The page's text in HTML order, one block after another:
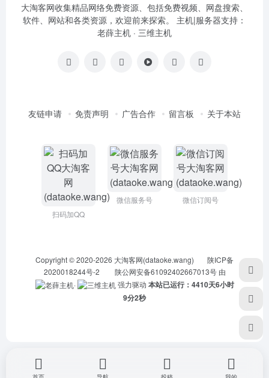
大淘客网收集精品网络免费资源、包括免费视频、网盘搜索、
软件、网站和各类资源，欢迎前来探索。 主机|服务器支持：
老薛主机 · 三维主机
友链申请 免责声明 广告合作 留言板 关于本站
扫码加QQ
微信服务号 微信订阅号
Copyright © 2020-2026 大淘客网(dataoke.wang)
陕ICP备
2020018244号-2
陕公网安备61092402667013号由
·
强力驱动 本站已运行：4410天6小时
9分3秒